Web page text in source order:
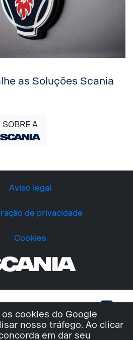
cookies do Google
nosso tráfego. Ao clicar
em dar seu
as Soluções Scania
SOBRE A
Aviso legal
de privacidade
Cookies